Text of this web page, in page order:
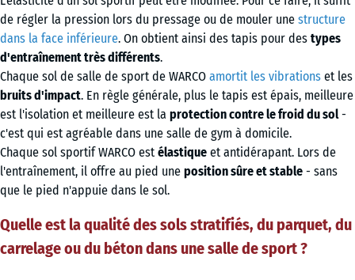
de régler la pression lors du pressage ou de mouler une structure
dans la face inférieure. On obtient ainsi des tapis pour des types
d'entraînement très différents.
Chaque sol de salle de sport de WARCO amortit les vibrations et les
bruits d'impact. En règle générale, plus le tapis est épais, meilleure
est l'isolation et meilleure est la protection contre le froid du sol-
c'est qui est agréable dans une salle de gym à domicile.
Chaque sol sportif WARCO est élastique et antidérapant. Lors de
l'entraînement, il offre au pied une position sûre et stable - sans
que le pied n'appuie dans le sol.
Quelle est la qualité des sols stratifiés, du parquet, du
carrelage ou du béton dans une salle de sport ?